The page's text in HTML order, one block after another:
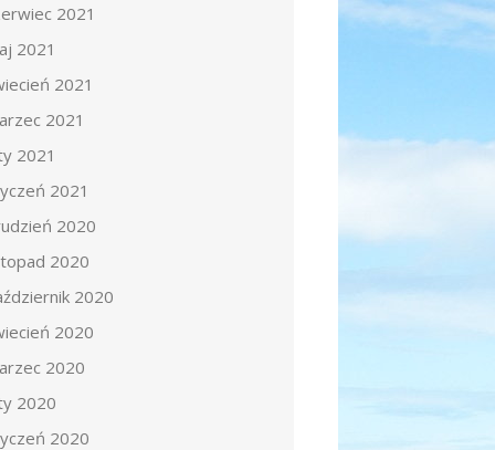
2021
2021
2021
2021
2021
2021
2020
2020
2020
2020
2020
2020
2020